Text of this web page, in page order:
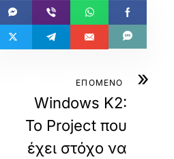
»
ΕΠΟΜΕΝΟ
Windows K2:
To Project που
έχει στόχο να